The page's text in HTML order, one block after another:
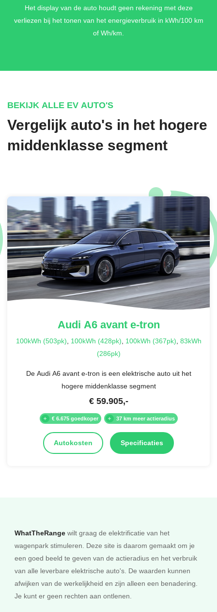
Het display van de auto houdt geen rekening met deze
verliezen bij het tonen van het energieverbruik in kWh/100 km
of Wh/km.
BEKIJK ALLE EV AUTO'S
Vergelijk auto's in het hogere
middenklasse segment
Audi A6 avant e-tron
100kWh (503pk), 100kWh (428pk), 100kWh (367pk), 83kWh
(286pk)
De Audi A6 avant e-tron is een elektrische auto uit het
hogere middenklasse segment
€ 59.905,-
€ 6.675 goedkoper 37 km meer actieradius
Autokosten Specificaties
WhatTheRange wilt graag de elektrificatie van het
wagenpark stimuleren. Deze site is daarom gemaakt om je
een goed beeld te geven van de actieradius en het verbruik
van alle leverbare elektrische auto's. De waarden kunnen
afwijken van de werkelijkheid en zijn alleen een benadering.
Je kunt er geen rechten aan ontlenen.